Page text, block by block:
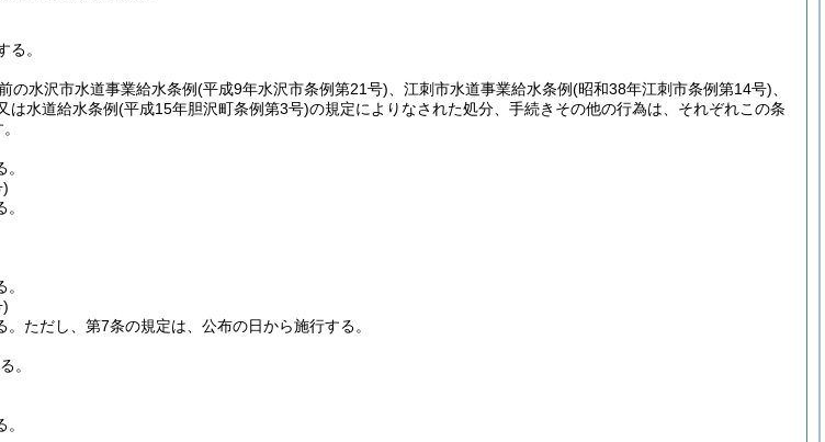
。
の水沢市水道事業給水条例(平成9年水沢市条例第21号) 、江刺市水道事業給水条例(昭和38年江刺市条例第14号)
は水道給水条例(平成15年胆沢町条例第3号)の規定によりなされた処分、手続きその他の行為は、それぞれこの条
)
)
ただし、第7条の規定は、公布の日から施行する。
。